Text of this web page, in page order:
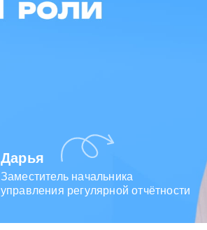
Дарья
Заместитель начальника
управления регулярной отчётности